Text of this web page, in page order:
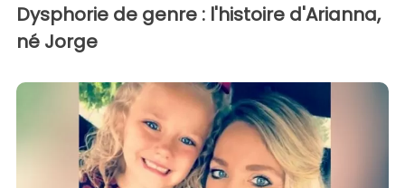
Dysphorie de genre : l'histoire d'Arianna,
né Jorge